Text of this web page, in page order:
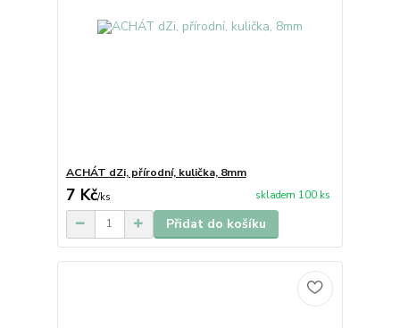
ACHÁT dZi, přírodní, kulička, 8mm
7 Kč/ks skladem 100 ks
Přidat do košíku